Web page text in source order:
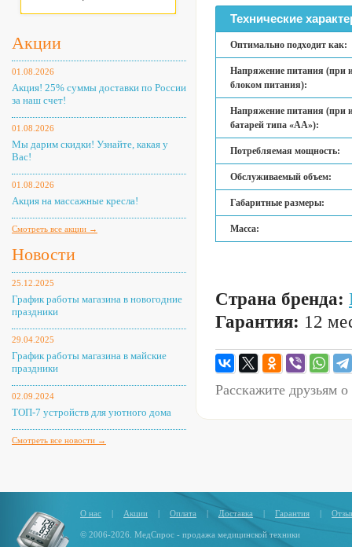
Акции
01.08.2026
Акция! 25% суммы доставки по России
за наш счет!
01.08.2026
Мы дарим скидки! Узнайте, какая у
Вас!
01.08.2026
Акция на массажные кресла!
Смотреть все акции →
Новости
25.12.2025
График работы магазина в новогодние
праздники
29.04.2025
График работы магазина в майские
праздники
02.09.2024
ТОП-7 устройств для уютного дома
Смотреть все новости →
Технические
Оптимально подходит как:
Напряжение питания (при
блоком питания):
Напряжение питания (при
батарей типа «АА»):
Потребляемая мощность:
Обслуживаемый объем:
Габаритные размеры:
Масса:
Страна бренда:
Гарантия: 12
Расскажите друзьям
О нас | Акции | Оплата | Доставка | Гарантия |
© 2006-2026. МедСпрос - продажа медицинской техники